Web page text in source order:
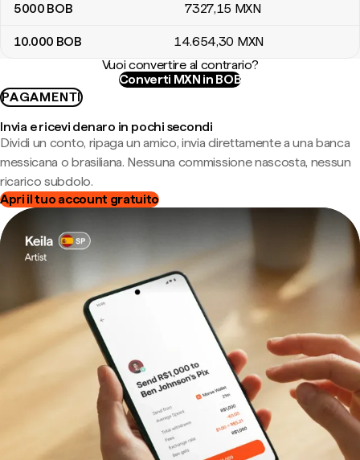
5000 BOB 7327,15 MXN
10.000 BOB 14.654,30 MXN
Vuoi convertire al contrario?
Converti MXN in BOB
PAGAMENTI
Invia e ricevi denaro in pochi secondi
Dividi un conto, ripaga un amico, invia direttamente a una banca
messicana o brasiliana. Nessuna commissione nascosta, nessun
ricarico subdolo.
Apri il tuo account gratuito